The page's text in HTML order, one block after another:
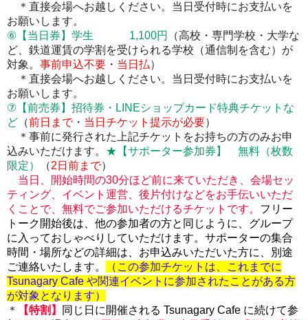
＊直接会場へお越しください。当日受付時にお支払いを
お願いします。
⑥【当日券】学生 1,100円
（高校・専門学校・大学な
ど、鉄道運賃の学割を受けられる学校（通信制を含む）が
対象 。 事前申込不要 ・ 当日払）
＊ 直接会場へお越しください。当日受付時にお支払いを
お願いします。
⑦【前売券】 招待券・LINEショップカード特典チケットな
ど （前日まで・ 当日チケット提示が必要）
＊事前に発行された上記チケットをお持ちの方のみお申
込みいただけます。 ★【サポーター参加券】 無料（枚数
限定）
（2 日前まで）
当日、開始時間の30分ほど前に来ていただき、会場セッ
ティング、イベント運営、後片付けなどをお手伝いいただ
くことで、無料でご参加いただけるチケットです。 フリー
トーク開始後は、他の参加者の方と同じように、グループ
に入っておしゃべりしていただけます。サポーターの集合
時間・場所などの詳細は、お申込みいただいた方に、別途
ご連絡いたします。
（この参加チケットは、これまでに
Tsunagary Cafe や関連イベントに参加されたことがある方
が対象となります）
＊
【特割】
同じ日に開催される Tsunagary Cafe に続けて参